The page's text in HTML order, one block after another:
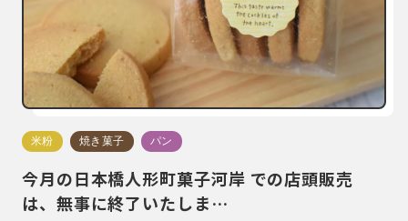
米粉 焼き菓子 パン
今月の日本橋人形町菓子河岸 での店頭販売
は、無事に終了いたしま…